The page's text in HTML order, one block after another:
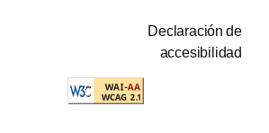
Declaración de
accesibilidad